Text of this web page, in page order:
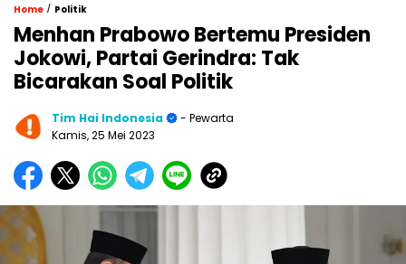
Home / Politik
Menhan Prabowo Bertemu Presiden
Jokowi, Partai Gerindra: Tak
Bicarakan Soal Politik
Tim Hai Indonesia
- Pewarta
Kamis, 25 Mei 2023